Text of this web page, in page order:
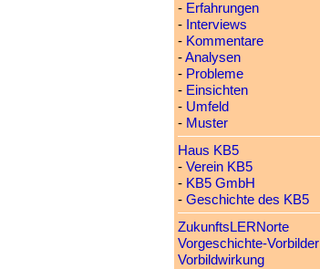
- Erfahrungen
- Interviews
- Kommentare
-Analysen
- Probleme
- Einsichten
- Umfeld
- Muster
Haus KB5
- Verein KB5
- KB5 GmbH
- Geschichte des KB5
ZukunftsLERNorte
Vorgeschichte-Vorbilder
Vorbildwirkung